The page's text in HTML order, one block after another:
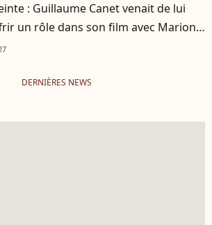
: Guillaume Canet venait de lui
un rôle dans son film avec Marion
DERNIÈRES NEWS